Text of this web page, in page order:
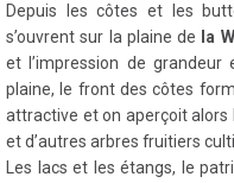
Depuis les côtes et les
s’ouvrent sur la plaine de
la
et l’impression de grandeur
plaine, le front des côtes
attractive et on aperçoit alors
et d’autres arbres fruitiers
Les lacs et les étangs, le